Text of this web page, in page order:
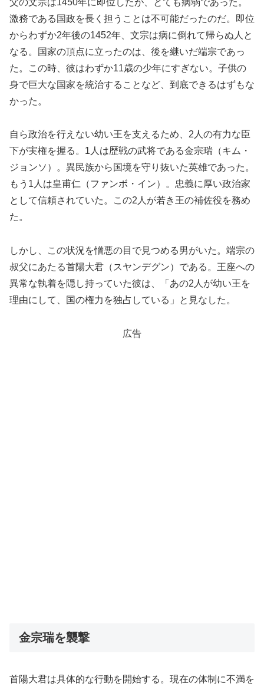
激務である国政を長く担うことは不可能だったのだ。即位
からわずか2年後の1452年、文宗は病に倒れて帰らぬ人と
なる。国家の頂点に立ったのは、後を継いだ端宗であっ
た。この時、彼はわずか11歳の少年にすぎない。子供の
身で巨大な国家を統治することなど、到底できるはずもな
かった。
自ら政治を行えない幼い王を支えるため、2人の有力な臣
下が実権を握る。1人は歴戦の武将である金宗瑞（キム・
ジョンソ）。異民族から国境を守り抜いた英雄であった。
もう1人は皇甫仁（ファンボ・イン）。忠義に厚い政治家
として信頼されていた。この2人が若き王の補佐役を務め
た。
しかし、この状況を憎悪の目で見つめる男がいた。端宗の
叔父にあたる首陽大君（スヤンデグン）である。王座への
異常な執着を隠し持っていた彼は、「あの2人が幼い王を
理由にして、国の権力を独占している」と見なした。
広告
金宗瑞を襲撃
首陽大君は具体的な行動を開始する。現在の体制に不満を